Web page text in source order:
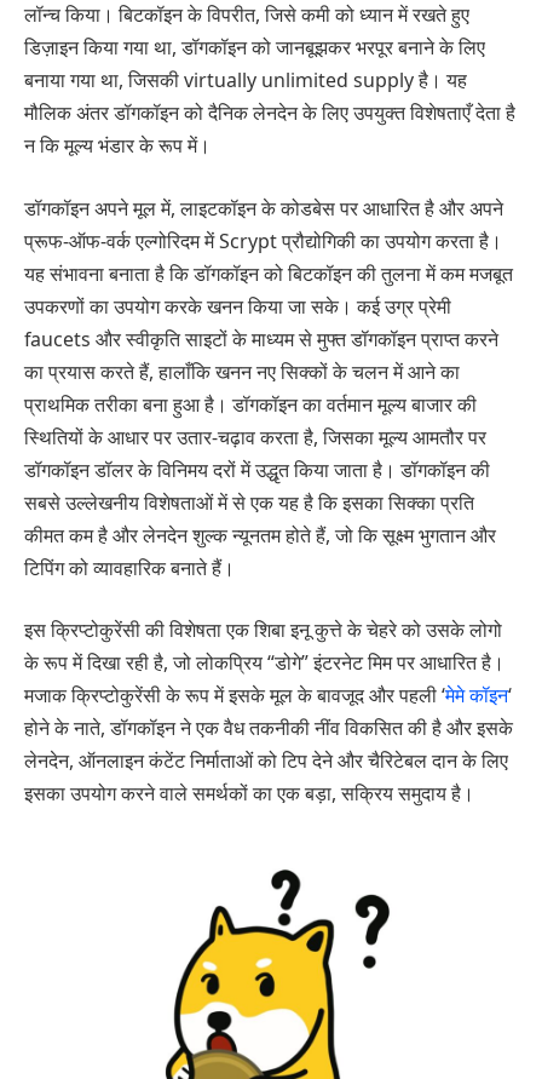
लॉन्च किया। बिटकॉइन के विपरीत, जिसे कमी को ध्यान में रखते हुए
डिज़ाइन किया गया था, डॉगकॉइन को जानबूझकर भरपूर बनाने के लिए
बनाया गया था, जिसकी virtually unlimited supply है। यह
मौलिक अंतर डॉगकॉइन को दैनिक लेनदेन के लिए उपयुक्त विशेषताएँ देता है
न कि मूल्य भंडार के रूप में।
डॉगकॉइन अपने मूल में, लाइटकॉइन के कोडबेस पर आधारित है और अपने
प्रूफ-ऑफ-वर्क एल्गोरिदम में Scrypt प्रौद्योगिकी का उपयोग करता है।
यह संभावना बनाता है कि डॉगकॉइन को बिटकॉइन की तुलना में कम मजबूत
उपकरणों का उपयोग करके खनन किया जा सके। कई उग्र प्रेमी
faucets और स्वीकृति साइटों के माध्यम से मुफ्त डॉगकॉइन प्राप्त करने
का प्रयास करते हैं, हालाँकि खनन नए सिक्कों के चलन में आने का
प्राथमिक तरीका बना हुआ है। डॉगकॉइन का वर्तमान मूल्य बाजार की
स्थितियों के आधार पर उतार-चढ़ाव करता है, जिसका मूल्य आमतौर पर
डॉगकॉइन डॉलर के विनिमय दरों में उद्धृत किया जाता है। डॉगकॉइन की
सबसे उल्लेखनीय विशेषताओं में से एक यह है कि इसका सिक्का प्रति
कीमत कम है और लेनदेन शुल्क न्यूनतम होते हैं, जो कि सूक्ष्म भुगतान और
टिपिंग को व्यावहारिक बनाते हैं।
इस क्रिप्टोकुरेंसी की विशेषता एक शिबा इनू कुत्ते के चेहरे को उसके लोगो
के रूप में दिखा रही है, जो लोकप्रिय “डोगे” इंटरनेट मिम पर आधारित है।
मजाक क्रिप्टोकुरेंसी के रूप में इसके मूल के बावजूद और पहली ‘मेमे कॉइन‘
होने के नाते, डॉगकॉइन ने एक वैध तकनीकी नींव विकसित की है और इसके
लेनदेन, ऑनलाइन कंटेंट निर्माताओं को टिप देने और चैरिटेबल दान के लिए
इसका उपयोग करने वाले समर्थकों का एक बड़ा, सक्रिय समुदाय है।